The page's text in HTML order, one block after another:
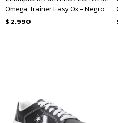
Omega Trainer Easy Ox - Negro -
Blanco
$ 2.990